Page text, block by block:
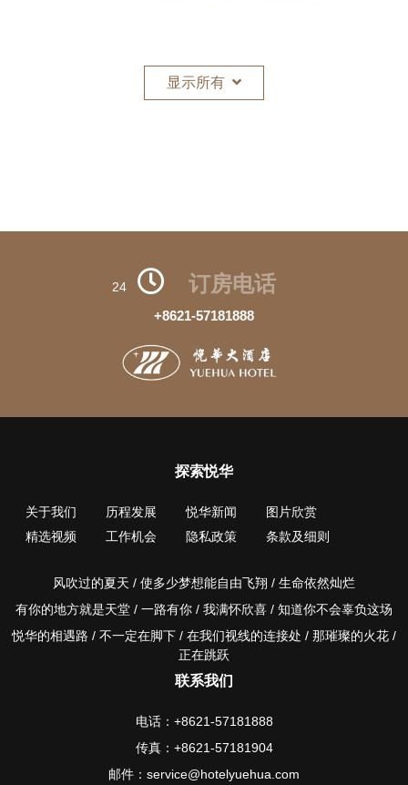
显示所有
24 订房电话
+8621-57181888
探索悦华
关于我们 历程发展 悦华新闻
图片欣赏
精选视频
工作机会 隐私政策 条款及细则
风吹过的夏天 / 使多少梦想能自由飞翔 / 生命依然灿烂
有你的地方就是天堂 / 一路有你 / 我满怀欣喜 / 知道你不会辜负这场
悦华的相遇路 / 不一定在脚下 / 在我们视线的连接处 / 那璀璨的火花 /
正在跳跃
联系我们
电话：+8621-57181888
传真：+8621-57181904
邮件：service@hotelyuehua.com